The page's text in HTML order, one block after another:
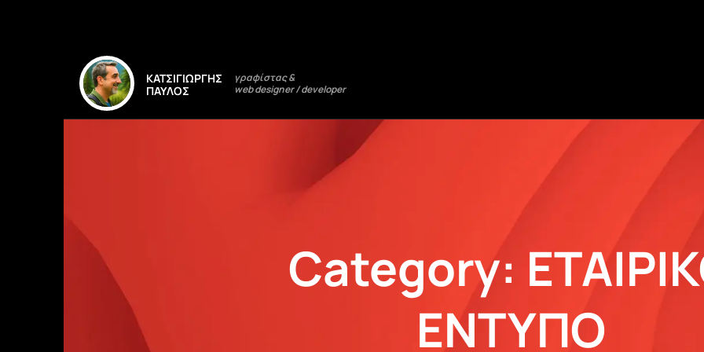
στο
περιεχόμενο
ΚΑΤΣΙΓΙΩΡΓΗΣ
ΠΑΥΛΟΣ
γραφίστας &
web designer / developer
Category:
ΕΝΤΥΠΟ